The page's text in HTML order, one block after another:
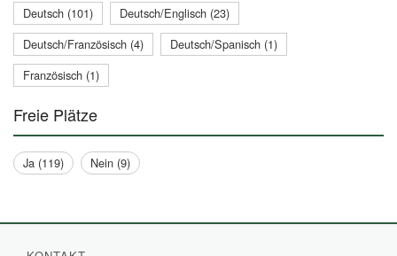
Deutsch (101)
Deutsch/Englisch (23)
Deutsch/Französisch (4)
Deutsch/Spanisch (1)
Französisch (1)
Freie Plätze
Ja (119) Nein (9)